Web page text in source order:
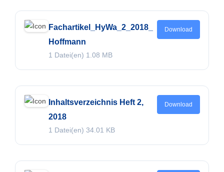
Fachartikel_HyWa_2_2018_
Hoffmann
1 Datei(en) 1.08 MB
Download
Inhaltsverzeichnis Heft 2,
2018
1 Datei(en) 34.01 KB
Download